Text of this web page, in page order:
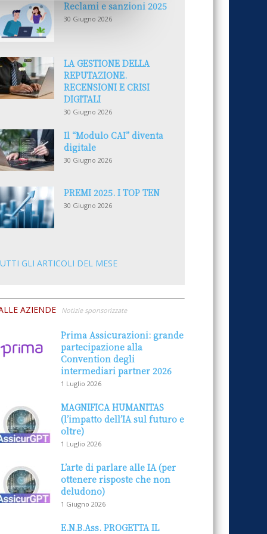
Reclami e sanzioni 2025
30 Giugno 2026
LA GESTIONE DELLA
REPUTAZIONE.
RECENSIONI E CRISI
DIGITALI
30 Giugno 2026
Il “Modulo CAI” diventa
digitale
30 Giugno 2026
PREMI 2025. I TOP TEN
30 Giugno 2026
GLI ARTICOLI DEL MESE
AZIENDE Notizie sponsorizzate
Prima Assicurazioni: grande
partecipazione alla
Convention degli
intermediari partner 2026
1 Luglio 2026
MAGNIFICA HUMANITAS
(l’impatto dell’IA sul futuro e
oltre)
1 Luglio 2026
L’arte di parlare alle IA (per
ottenere risposte che non
deludono)
1 Giugno 2026
E.N.B.Ass. PROGETTA IL